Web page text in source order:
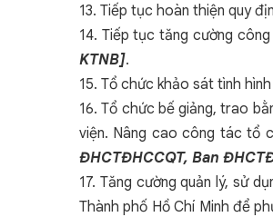
13. Tiếp tục hoàn thiện quy
14. Tiếp tục tăng cường
KTNB].
15. Tổ chức khảo sát tình
16. Tổ chức bế giảng, trao
viện. Nâng cao công tác tổ
ĐHCTĐHCCQT, Ban
17. Tăng cường quản lý, sử
Thành phố Hồ Chí Minh để